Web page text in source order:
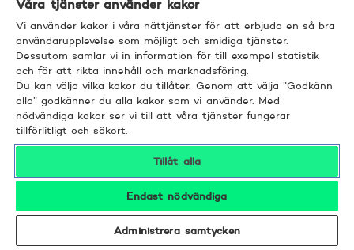
Aktia Livförsäkring Ab (FO-nummer
0937006-7), PB 800, 20101 Åbo, tfn
010-247 8300.
Aktia Livförsäkring Ab är infört i
Patent- och registerstyrelsens
handelsregister och har koncession
för livförsäkringsprodukter och
relaterade riskförsäkringar i Finland.
Aktia Livförsäkring Ab:s verksamhet
övervakas av Finansinspektionen.
Våra tjänster använder kakor
Vi använder kakor i våra nättjänster för att erbjuda en så bra
användarupplevelse som möjligt och smidiga tjänster.
Dessutom samlar vi in information för till exempel statistik
och för att rikta innehåll och marknadsföring.
Du kan välja vilka kakor du tillåter. Genom att välja ”Godkänn
alla” godkänner du alla kakor som vi använder. Med
nödvändiga kakor ser vi till att våra tjänster fungerar
tillförlitligt och säkert.
Tillåt alla
Endast nödvändiga
Administrera samtycken